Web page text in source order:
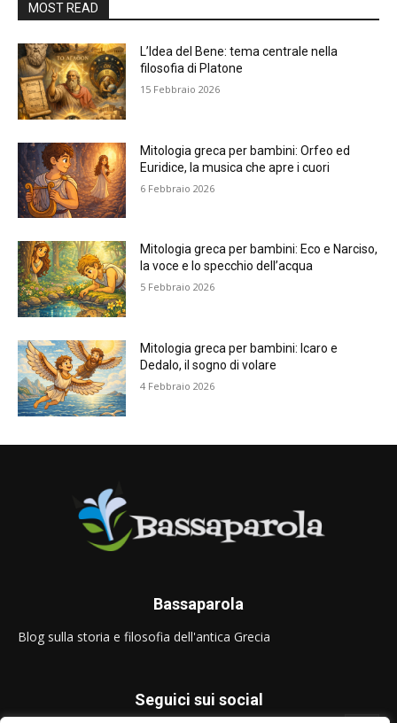
MOST READ
L’Idea del Bene: tema centrale nella
filosofia di Platone
15 Febbraio 2026
Mitologia greca per bambini: Orfeo ed
Euridice, la musica che apre i cuori
6 Febbraio 2026
Mitologia greca per bambini: Eco e Narciso,
la voce e lo specchio dell’acqua
5 Febbraio 2026
Mitologia greca per bambini: Icaro e
Dedalo, il sogno di volare
4 Febbraio 2026
Bassaparola
Blog sulla storia e filosofia dell'antica Grecia
Seguici sui social